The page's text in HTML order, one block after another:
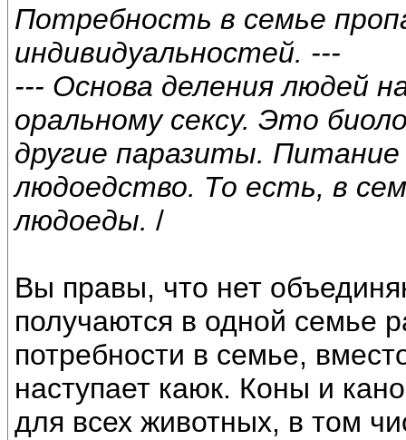
Потребность в семье
индивидуальностей. ---
--- Основа деления людей
оральному сексу. Это
другие паразиты.
людоедство. То есть, в
людоеды. /
Вы правы, что нет
получаются в одной семье
потребности в семье,
наступает каюк. Коны и
для всех животных, в том